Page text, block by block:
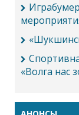
«Волга нас